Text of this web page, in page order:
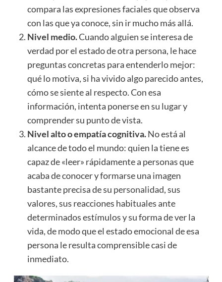
compara las expresiones faciales que observa
con las que ya conoce, sin ir mucho más allá.
Nivel medio.Cuando alguien se interesa de
verdad por el estado de otra persona, le hace
preguntas concretas para entenderlo mejor:
qué lo motiva, si ha vivido algo parecido antes,
cómo se siente al respecto. Con esa
información, intenta ponerse en su lugar y
comprender su punto de vista.
Nivel alto o empatía cognitiva.No está al
alcance de todo el mundo: quien la tiene es
capaz de «leer» rápidamente a personas que
acaba de conocer y formarse una imagen
bastante precisa de su personalidad, sus
valores, sus reacciones habituales ante
determinados estímulos y su forma de ver la
vida, de modo que el estado emocional de esa
persona le resulta comprensible casi de
inmediato.